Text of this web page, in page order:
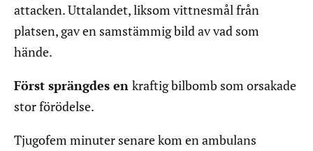
attacken. Uttalandet, liksom vittnesmål från
platsen, gav en samstämmig bild av vad som
hände.
Först sprängdes en kraftig bilbomb som orsakade
stor förödelse.
Tjugofem minuter senare kom en ambulans